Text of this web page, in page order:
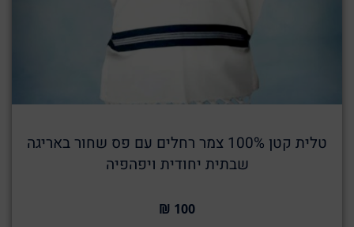
טלית קטן 100% צמר רחלים עם פס שחור באריגה
שבתית יחודית ויפהפיה
100 ₪